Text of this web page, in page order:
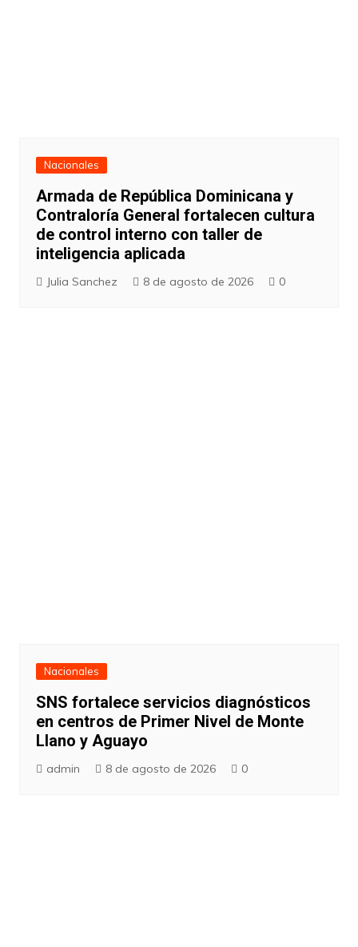
Nacionales
Armada de República Dominicana y
Contraloría General fortalecen cultura
de control interno con taller de
inteligencia aplicada
Julia Sanchez 8 de agosto de 2026 0
Nacionales
SNS fortalece servicios diagnósticos
en centros de Primer Nivel de Monte
Llano y Aguayo
admin 8 de agosto de 2026 0